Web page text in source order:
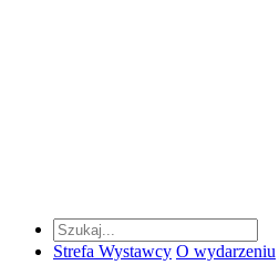
Strefa Wystawcy O wydarzeniu